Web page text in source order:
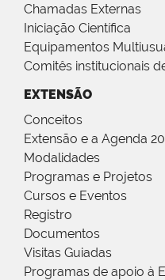
Chamadas Externas
Iniciação Científica
Equipamentos
Comitês institucionais
EXTENSÃO
Conceitos
Extensão e a Agenda
Modalidades
Programas e Projetos
Cursos e Eventos
Registro
Documentos
Visitas Guiadas
Programas de apoio à